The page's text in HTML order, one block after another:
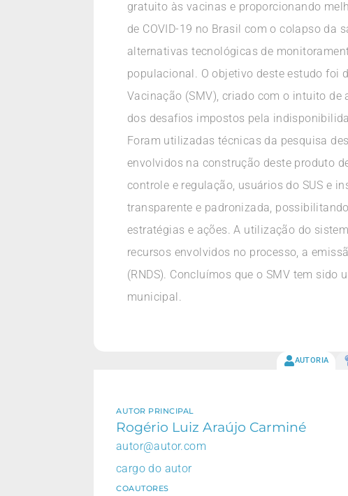
gratuito às vacinas e proporcionando
de COVID-19 no Brasil com o colapso da
alternativas tecnológicas de
populacional. O objetivo deste estudo foi
Vacinação (SMV), criado com o intuito
dos desafios impostos pela
Foram utilizadas técnicas da pesquisa
envolvidos na construção deste produto
controle e regulação, usuários do SUS e
transparente e padronizada,
estratégias e ações. A utilização do
recursos envolvidos no processo, a
(RNDS). Concluímos que o SMV tem
municipal.
AUTORIA
AUTOR PRINCIPAL
Rogério Luiz Araújo Carminé
autor@autor.com
cargo do autor
COAUTORES